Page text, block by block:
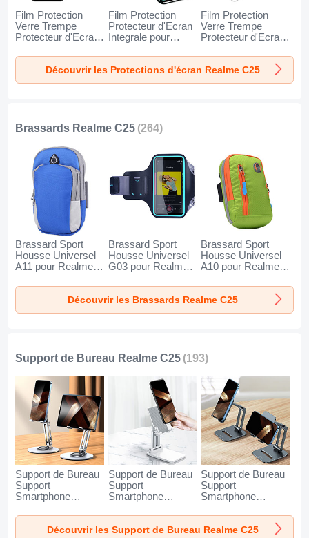
Film Protection
Verre Trempe
Protecteur d'Ecran
Clair
Film Protection
Protecteur d'Ecran
Integrale pour
Film Protection
Verre Trempe
Protecteur d'Ecran
C25 Clair
Découvrir les Protections d'écran Realme C25
Brassards Realme C25 (264)
Brassard Sport
Housse Universel
A11 pour Realme
Brassard Sport
Housse Universel
G03 pour Realme
Brassard Sport
Housse Universel
A10 pour Realme
Découvrir les Brassards Realme C25
Support de Bureau Realme C25 (193)
Support de Bureau
Support
Smartphone
Realme C25 Argent
Support de Bureau
Support
Smartphone
Realme C25 Blanc
Support de Bureau
Support
Smartphone
Realme C25 Noir
Découvrir les Support de Bureau Realme C25